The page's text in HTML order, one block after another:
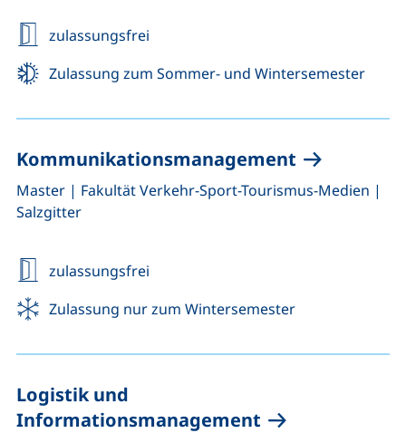
zulassungsfrei
Zulassung zum Sommer- und Wintersemester
Kommunikationsmanagement
Master, | Fakultät Verkehr-Sport-Tourismus-Medien |
Salzgitter
zulassungsfrei
Zulassung nur zum Wintersemester
Logistik und
Informationsmanagement